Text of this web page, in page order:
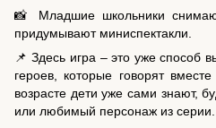
📸 Младшие школьники
придумывают миниспектакли.
📌 Здесь игра – это уже способ
героев, которые говорят
возрасте дети уже сами знают,
или любимый персонаж из серии.